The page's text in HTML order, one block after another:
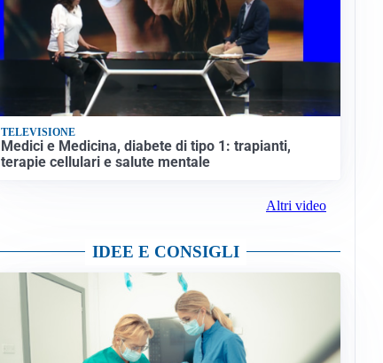
TELEVISIONE
Medici e Medicina, diabete di tipo 1: trapianti,
terapie cellulari e salute mentale
Altri video
IDEE E CONSIGLI